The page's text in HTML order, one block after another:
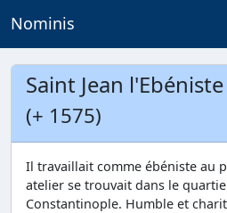
Nominis
Saint Jean l'Ebéniste
(+ 1575)
Il travaillait comme ébéniste au
atelier se trouvait dans le
Constantinople. Humble et